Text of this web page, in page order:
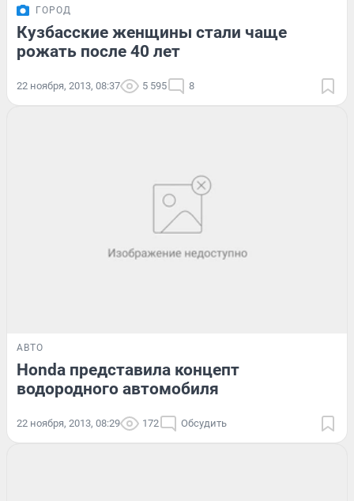
ГОРОД
Кузбасские женщины стали чаще
рожать после 40 лет
22 ноября, 2013, 08:37 5 595 8
АВТО
Honda представила концепт
водородного автомобиля
22 ноября, 2013, 08:29 172 Обсудить